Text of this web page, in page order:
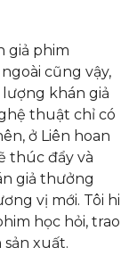
giả phim
cũng vậy,
khán giả
thuật chỉ có
ở Liên hoan
thúc đẩy và
giả thưởng
vị mới. Tôi hi
học hỏi, trao
xuất.